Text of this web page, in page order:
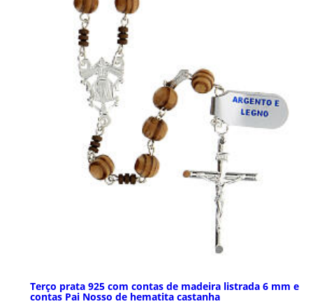
Terço prata 925 com contas de madeira listrada 6 mm e
contas Pai Nosso de hematita castanha